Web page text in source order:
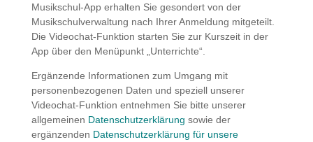
Musikschul-App erhalten Sie gesondert von der
Musikschulverwaltung nach Ihrer Anmeldung mitgeteilt.
Die Videochat-Funktion starten Sie zur Kurszeit in der
App über den Menüpunkt „Unterrichte“.
Ergänzende Informationen zum Umgang mit
personenbezogenen Daten und speziell unserer
Videochat-Funktion entnehmen Sie bitte unserer
allgemeinen Datenschutzerklärung sowie der
ergänzenden Datenschutzerklärung für unsere